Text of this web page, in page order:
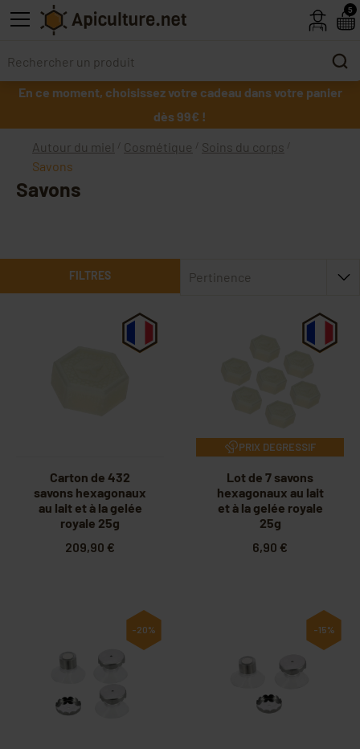
Skip to main content
En ce moment, choisissez votre cadeau dans votre panier
dès 99€ !
Autour du miel Cosmétique
Soins du corps
Savons
Savons
FILTRES Pertinence
Carton de 432
savons hexagonaux
au lait et à la gelée
royale 25g
209,90 €
PRIX DEGRESSIF
Lot de 7 savons
hexagonaux au lait
et à la gelée royale
25g
6,90 €
-20% -15%
5